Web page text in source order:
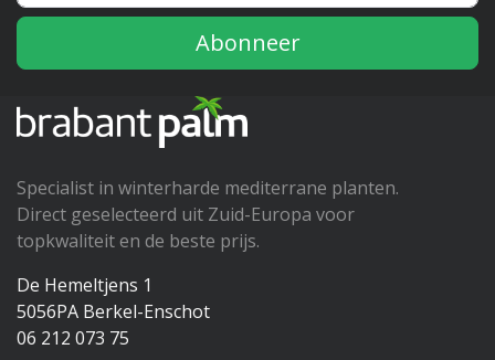
Abonneer
Specialist in winterharde mediterrane planten.
Direct geselecteerd uit Zuid-Europa voor
topkwaliteit en de beste prijs.
De Hemeltjens 1
5056PA Berkel-Enschot
06 212 073 75